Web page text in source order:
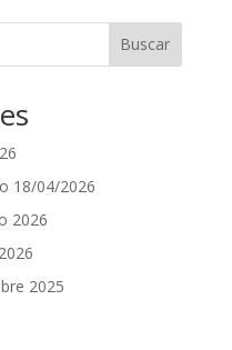
Buscar
18/04/2026
2026
2025